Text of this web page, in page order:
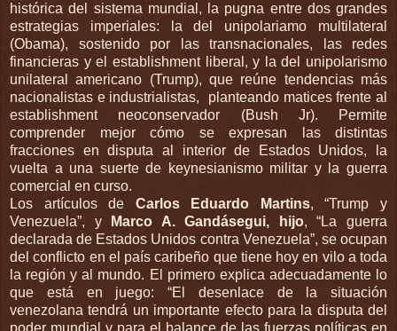
histórica del sistema mundial, la pugna entre dos grandes
estrategias imperiales: la del unipolariamo multilateral
(Obama), sostenido por las transnacionales, las redes
financieras y el establishment liberal, y la del unipolarismo
unilateral americano (Trump), que reúne tendencias más
nacionalistas e industrialistas,
planteando matices frente al
establishment neoconservador (Bush Jr). Permite
comprender mejor cómo se expresan las distintas
fracciones en disputa al interior de Estados Unidos, la
vuelta a una suerte de keynesianismo militar y la guerra
comercial en curso.
Los artículos de Carlos Eduardo Martins, “Trump y
Venezuela”, y
Marco A. Gandásegui, hijo, “La guerra
declarada de Estados Unidos contra Venezuela”, se ocupan
del conflicto en el país caribeño que tiene hoy en vilo a toda
la región y al mundo. El primero explica adecuadamente lo
que está en juego: “El desenlace de la situación
venezolana tendrá un importante efecto para la disputa del